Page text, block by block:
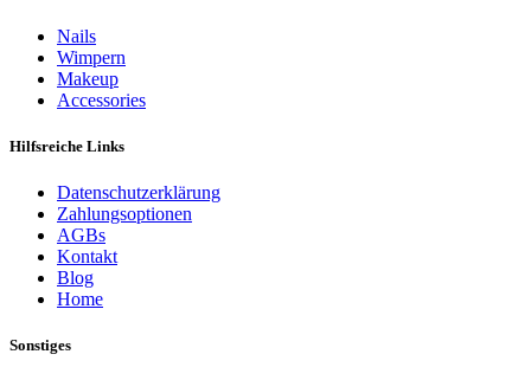
Nails
Wimpern
Makeup
Accessories
Hilfsreiche Links
Datenschutzerklärung
Zahlungsoptionen
AGBs
Kontakt
Blog
Home
Sonstiges